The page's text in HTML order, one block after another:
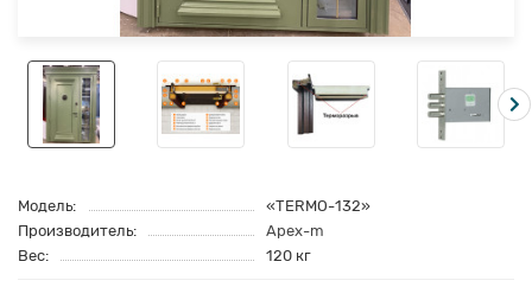
Модель:
«TERMO-132»
Производитель:
Apex-m
Вес:
120 кг